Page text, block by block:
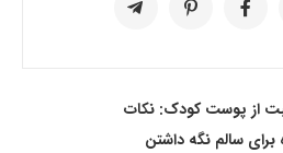
از پوست کودک: نکات
برای سالم نگه داشتن